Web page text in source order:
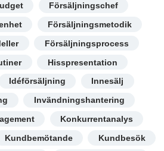
Försäljningschef
Försäljningsmetodik
Försäljningsprocess
Hisspresentation
Idéförsäljning
Innesälj
Invändningshantering
Konkurrentanalys
Kundbemötande
Kundbesök